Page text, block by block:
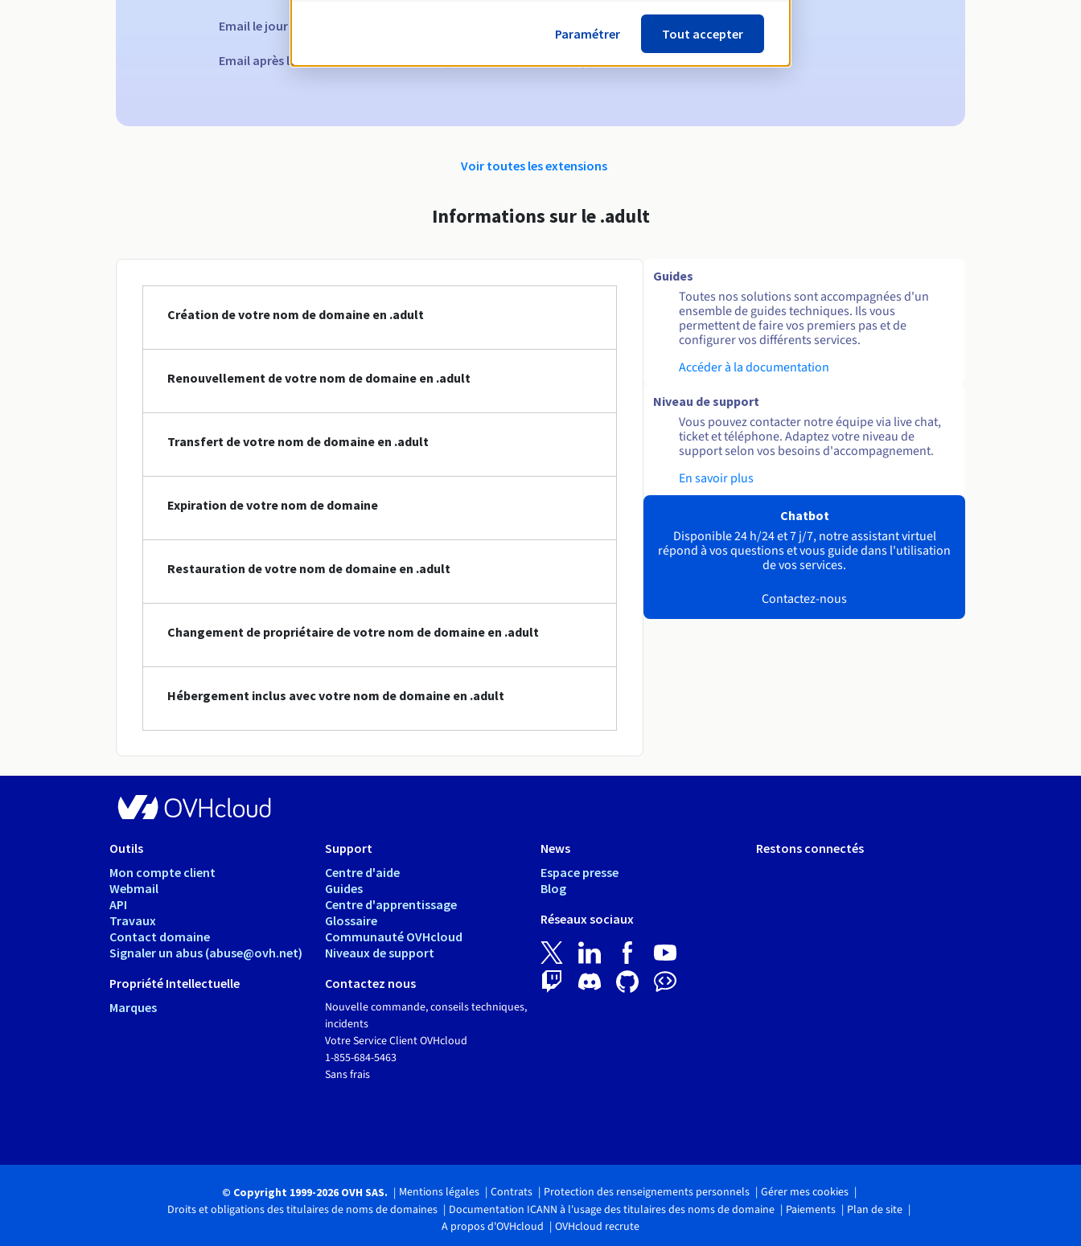
Email le jour de l'expiration pour notification de la suspension du nom de domaine
Email après la Redemption Grace Period pour notification de la suppression du nom de domaine
Voir toutes les extensions
Informations sur le .adult
Création de votre nom de domaine en .adult
Renouvellement de votre nom de domaine en .adult
Transfert de votre nom de domaine en .adult
Expiration de votre nom de domaine
Restauration de votre nom de domaine en .adult
Changement de propriétaire de votre nom de domaine en .adult
Hébergement inclus avec votre nom de domaine en .adult
Guides
Toutes nos solutions sont accompagnées d'un
ensemble de guides techniques. Ils vous
permettent de faire vos premiers pas et de
configurer vos différents services.
Accéder à la documentation
Niveau de support
Vous pouvez contacter notre équipe via live chat,
ticket et téléphone. Adaptez votre niveau de
support selon vos besoins d'accompagnement.
En savoir plus
Chatbot
Disponible 24 h/24 et 7 j/7, notre assistant virtuel
répond à vos questions et vous guide dans l'utilisation
de vos services.
Contactez-nous
Outils
Mon compte client
Webmail
API
Travaux
Contact domaine
Signaler un abus (abuse@ovh.net)
Propriété Intellectuelle
Marques
Support
Centre d'aide
Guides
Centre d'apprentissage
Glossaire
Communauté OVHcloud
Niveaux de support
Contactez nous
Nouvelle commande, conseils techniques,
incidents
Votre Service Client OVHcloud
1-855-684-5463
Sans frais
News
Espace presse
Blog
Réseaux sociaux
Restons connectés
© Copyright 1999-2026 OVH SAS. Mentions légales Contrats Protection des renseignements personnels
Gérer mes cookies
Droits et obligations des titulaires de noms de domaines
Documentation ICANN à l'usage des titulaires des noms de domaine Paiements
Plan de site
A propos d'OVHcloud
OVHcloud recrute
Paramétrer Tout accepter